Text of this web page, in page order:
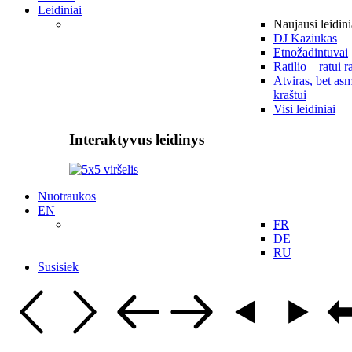
Leidiniai
Naujausi
DJ Kaziukas
Etnožadintuvai
Ratilio – ratui
Atviras, bet
kraštui
Visi leidiniai
Interaktyvus leidinys
Nuotraukos
EN
FR
DE
RU
Susisiek